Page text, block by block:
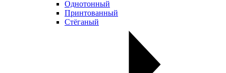
Однотонный
Принтованный
Стёганый